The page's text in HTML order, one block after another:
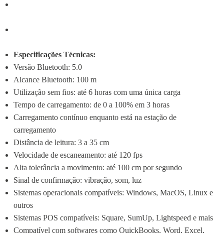
Especificações Técnicas:
Versão Bluetooth: 5.0
Alcance Bluetooth: 100 m
Utilização sem fios: até 6 horas com uma única carga
Tempo de carregamento: de 0 a 100% em 3 horas
Carregamento contínuo enquanto está na estação de
carregamento
Distância de leitura: 3 a 35 cm
Velocidade de escaneamento: até 120 fps
Alta tolerância a movimento: até 100 cm por segundo
Sinal de confirmação: vibração, som, luz
Sistemas operacionais compatíveis: Windows, MacOS, Linux e
outros
Sistemas POS compatíveis: Square, SumUp, Lightspeed e mais
Compatível com softwares como QuickBooks, Word, Excel,